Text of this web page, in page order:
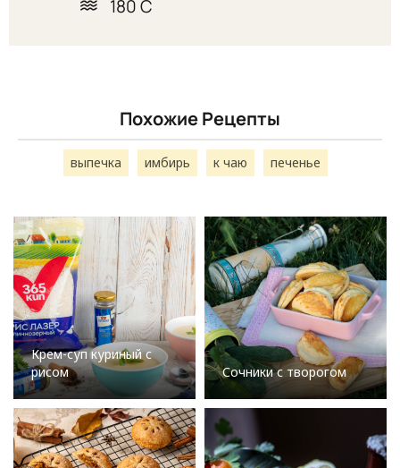
180 С
Похожие Рецепты
выпечка имбирь к чаю печенье
Крем-суп куриный с
рисом
Сочники с творогом